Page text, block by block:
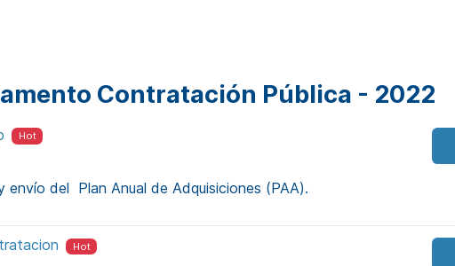
Contratación Pública - 2022
Hot
envío del Plan Anual de Adquisiciones (PAA).
Hot